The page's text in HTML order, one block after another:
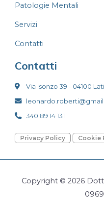
Patologie Mentali
Servizi
Contatti
Contatti
Via Isonzo 39 - 04100
340 89 14 131
Privacy Policy Cookie
Copyright © 2026